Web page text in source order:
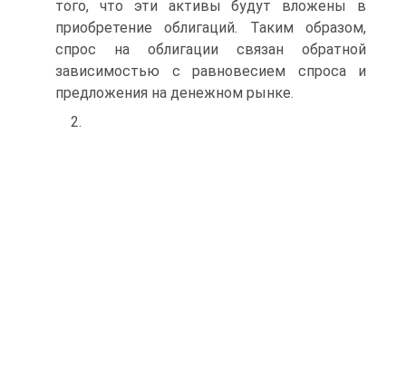
того, что эти активы будут вложены в
приобретение облигаций. Таким образом,
спрос на облигации связан обратной
зависимостью с равновесием спроса и
предложения на денежном рынке.
2.